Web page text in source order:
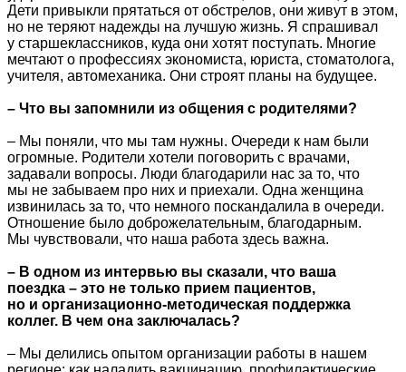
Дети привыкли прятаться от обстрелов, они живут в этом,
но не теряют надежды на лучшую жизнь. Я спрашивал
у старшеклассников, куда они хотят поступать. Многие
мечтают о профессиях экономиста, юриста, стоматолога,
учителя, автомеханика. Они строят планы на будущее.
– Что вы запомнили из общения с родителями?
– Мы поняли, что мы там нужны. Очереди к нам были
огромные. Родители хотели поговорить с врачами,
задавали вопросы. Люди благодарили нас за то, что
мы не забываем про них и приехали. Одна женщина
извинилась за то, что немного поскандалила в очереди.
Отношение было доброжелательным, благодарным.
Мы чувствовали, что наша работа здесь важна.
– В одном из интервью вы сказали, что ваша
поездка – это не только прием пациентов,
но и организационно-методическая поддержка
коллег. В чем она заключалась?
– Мы делились опытом организации работы в нашем